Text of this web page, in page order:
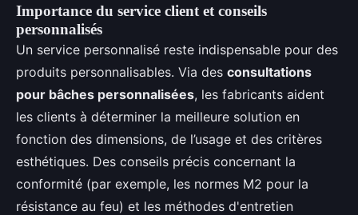
Importance du service client et conseils
personnalisés
Un service personnalisé reste indispensable pour des
produits personnalisables. Via des consultations
pour bâches personnalisées, les fabricants aident
les clients à déterminer la meilleure solution en
fonction des dimensions, de l’usage et des critères
esthétiques. Des conseils précis concernant la
conformité (par exemple, les normes M2 pour la
résistance au feu) et les méthodes d'entretien